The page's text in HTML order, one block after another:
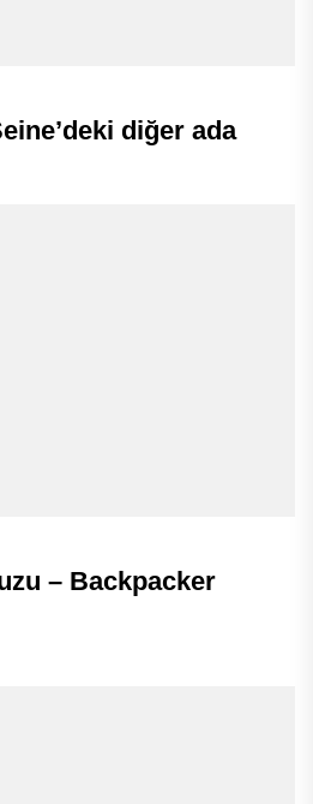
diğer ada
– Backpacker